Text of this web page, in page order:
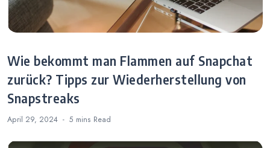
Wie bekommt man Flammen auf Snapchat
zurück? Tipps zur Wiederherstellung von
Snapstreaks
April 29, 2024 5 mins Read